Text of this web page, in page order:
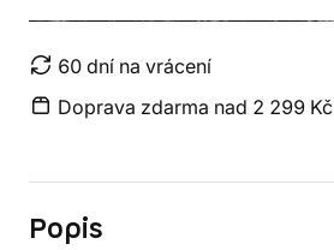
60 dní na vrácení
Doprava zdarma nad 2 299 Kč
Popis